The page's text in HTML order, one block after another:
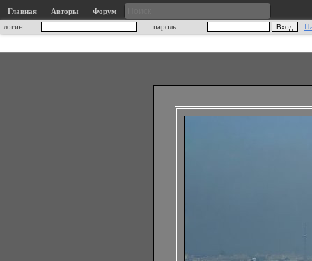
Главная Авторы
Форум
логин:
пароль: